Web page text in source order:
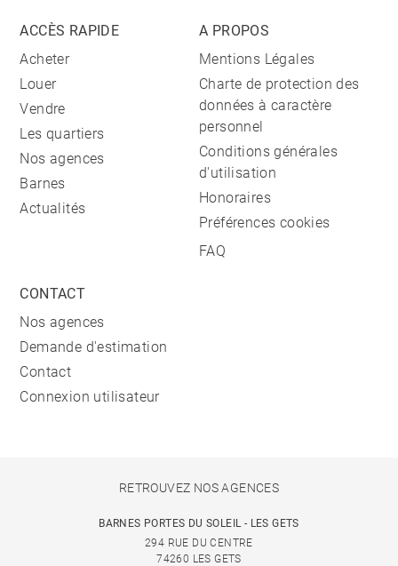
ACCÈS RAPIDE
Acheter
Louer
Vendre
Les quartiers
Nos agences
Barnes
Actualités
A PROPOS
Mentions Légales
Charte de protection des
données à caractère
personnel
Conditions générales
d'utilisation
Honoraires
Préférences cookies
FAQ
CONTACT
Nos agences
Demande d'estimation
Contact
Connexion utilisateur
RETROUVEZ NOS AGENCES
BARNES PORTES DU SOLEIL - LES GETS
294 RUE DU CENTRE
74260 LES GETS